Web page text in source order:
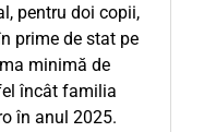
pentru doi copii,
prime de stat pe
minimă de
încât familia
în anul 2025.